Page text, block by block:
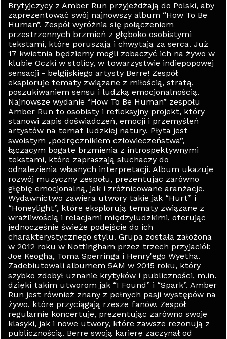
Brytyjczycy z Amber Run przyjeżdżają do Polski, aby
zaprezentować swój najnowszy album “How To Be
Human”. Zespół wyróżnia się połączeniem
przestrzennych brzmień z głęboko osobistymi
tekstami, które poruszają i chwytają za serca. Już
17 kwietnia będziemy mogli zobaczyć ich na żywo w
klubie Oczki w stolicy, w towarzystwie indiepopowej
sensacji - belgijskiego artysty Berre! Zespół
eksploruje tematy związane z miłością, stratą,
poszukiwaniem sensu i ludzką emocjonalnością.
Najnowsze wydanie “How To Be Human” zespołu
Amber Run to osobisty i refleksyjny projekt, który
stanowi zapis doświadczeń, emocji i przemyśleń
artystów na temat ludzkiej natury. Płyta jest
swoistym „podręcznikiem człowieczeństwa”,
łączącym bogate brzmienia z introspektywnymi
tekstami, które zapraszają słuchaczy do
odnalezienia własnych interpretacji. Album ukazuje
rozwój muzyczny zespołu, prezentując zarówno
głębię emocjonalną, jak i zróżnicowane aranżacje.
Wydawnictwo zawiera utwory takie jak “Hurt” i
“Honeylight”, które eksplorują tematy związane z
wrażliwością i relacjami międzyludzkimi, oferując
jednocześnie świeże podejście do ich
charakterystycznego stylu. Grupa została założona
w 2012 roku w Nottingham przez trzech przyjaciół:
Joe Keogha, Toma Sperringa i Henry'ego Wyetha.
Zadebiutowali albumem 5AM w 2015 roku, który
szybko zdobył uznanie krytyków i publiczności, m.in.
dzięki takim utworom jak “I Found” i “Spark”. Amber
Run jest również znany z pełnych pasji występów na
żywo, które przyciągają rzesze fanów. Zespół
regularnie koncertuje, prezentując zarówno swoje
klasyki, jak i nowe utwory, które zawsze rezonują z
publicznością​. Berre swoją karierę zaczynał od